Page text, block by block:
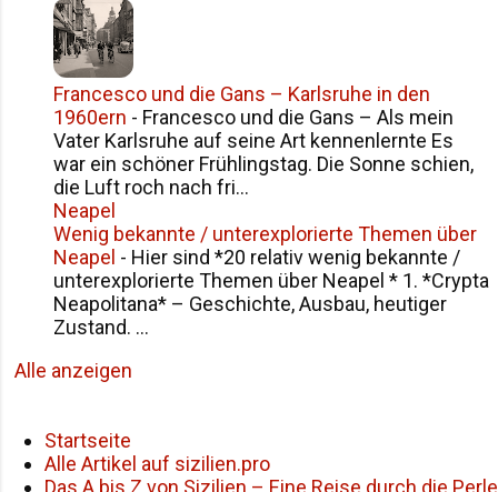
Francesco und die Gans – Karlsruhe in den
1960ern - Francesco und die Gans – Als mein
Vater Karlsruhe auf seine Art kennenlernte Es
war ein schöner Frühlingstag. Die Sonne schien,
die Luft roch nach fri...
Neapel
Wenig bekannte / unterexplorierte Themen über
Neapel - Hier sind *20 relativ wenig bekannte /
unterexplorierte Themen über Neapel * 1. *Crypta
Neapolitana* – Geschichte, Ausbau, heutiger
Zustand. ...
Alle anzeigen
Startseite
Alle Artikel auf sizilien.pro